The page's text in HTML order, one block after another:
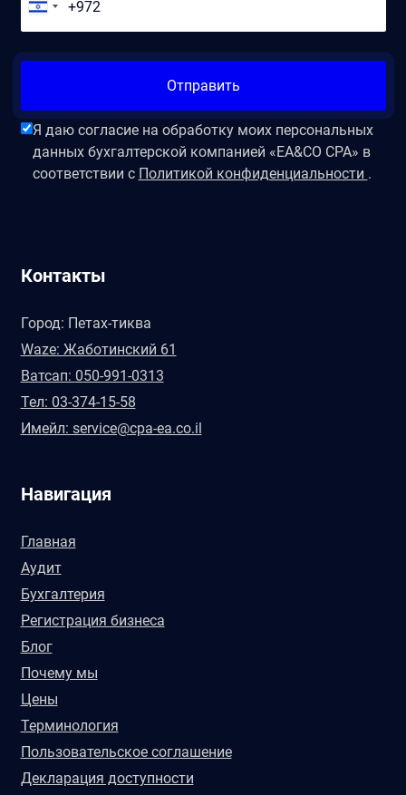
Отправить
Я даю согласие на обработку моих персональных
данных бухгалтерской компанией «EA&CO CPA» в
соответствии с Политикой конфиденциальности .
Контакты
Город: Петах-тиква
Waze: Жаботинский 61
Ватсап: 050-991-0313
Тел: 03-374-15-58
Имейл: service@cpa-ea.co.il
Навигация
Главная
Аудит
Бухгалтерия
Регистрация бизнеса
Блог
Почему мы
Цены
Терминология
Пользовательское соглашение
Декларация доступности